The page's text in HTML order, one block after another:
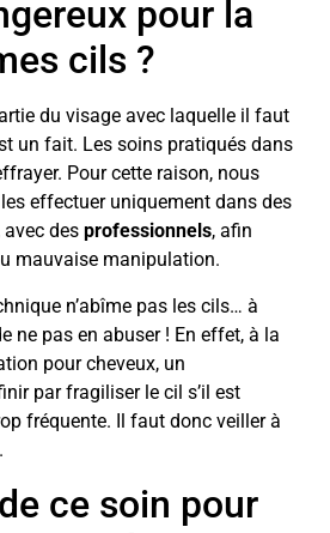
pour la
cils ?
du visage avec laquelle il faut
un fait. Les soins pratiqués dans
Pour cette raison, nous
effectuer uniquement dans des
des professionnels, afin
mauvaise manipulation.
n’abîme pas les cils… à
ne pas en abuser ! En effet, à la
pour cheveux, un
par fragiliser le cil s’il est
fréquente. Il faut donc veiller à
ce soin pour